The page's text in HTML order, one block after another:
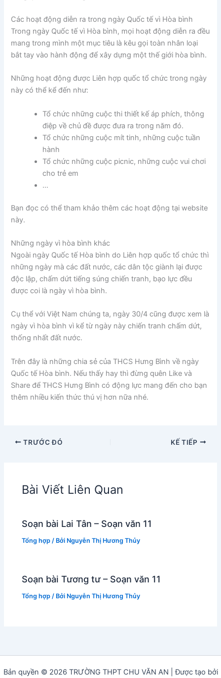
Các hoạt động diễn ra trong ngày Quốc tế vì Hòa bình
Trong ngày Quốc tế vì Hòa bình, mọi hoạt động diễn ra đều
mang trong mình một mục tiêu là kêu gọi toàn nhân loại
bắt tay vào hành động để xây dựng một thế giới hòa bình.
Những hoạt động được Liên hợp quốc tổ chức trong ngày
này có thể kể đến như:
Tổ chức những cuộc thi thiết kế áp phích, thông
điệp về chủ đề được đưa ra trong năm đó.
Tổ chức những cuộc mít tinh, những cuộc tuần
hành
Tổ chức những cuộc picnic, những cuộc vui chơi
cho trẻ em
…
Bạn đọc có thể tham khảo thêm các hoạt động tại website
này.
Những ngày vì hòa bình khác
Ngoài ngày Quốc tế Hòa bình do Liên hợp quốc tổ chức thì
những ngày mà các đất nước, các dân tộc giành lại được
độc lập, chấm dứt tiếng súng chiến tranh, bạo lực đều
được coi là ngày vì hòa bình.
Cụ thể với Việt Nam chúng ta, ngày 30/4 cũng được xem là
ngày vì hòa bình vì kể từ ngày này chiến tranh chấm dứt,
thống nhất đất nước.
Trên đây là những chia sẻ của THCS Hưng Bình về ngày
Quốc tế Hòa bình. Nếu thấy hay thì đừng quên Like và
Share để THCS Hưng Bình có động lực mang đến cho bạn
thêm nhiều kiến thức thú vị hơn nữa nhé.
TRƯỚC ĐÓ KẾ TIẾP
Bài Viết Liên Quan
Soạn bài Lai Tân – Soạn văn 11
Tổng hợp / Bởi Nguyễn Thị Hương Thủy
Soạn bài Tương tư – Soạn văn 11
Tổng hợp / Bởi Nguyễn Thị Hương Thủy
Bản quyền © 2026 TRƯỜNG THPT CHU VĂN AN | Được tạo bởi